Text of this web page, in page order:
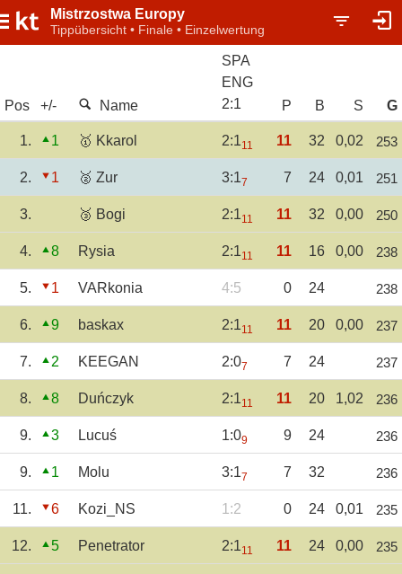
Mistrzostwa Europy
Tippübersicht • Finale • Einzelwertung
Pos +/- Name
SPA
ENG
2:1 P B S G
1. 1 🥇 Kkarol 2:111 11 32 0,02 253
2. 1 🥈 Zur 3:17 7 24 0,01 251
3. 🥉 Bogi 2:111 11 32 0,00 250
4. 8 Rysia 2:111 11 16 0,00 238
5. 1 VARkonia 4:5 0 24 238
6. 9 baskax 2:111 11 20 0,00 237
7. 2 KEEGAN 2:07 7 24 237
8. 8 Duńczyk 2:111 11 20 1,02 236
9. 3 Lucuś 1:09 9 24 236
9. 1 Molu 3:17 7 32 236
11. 6 Kozi_NS 1:2 0 24 0,01 235
12. 5 Penetrator 2:111 11 24 0,00 235